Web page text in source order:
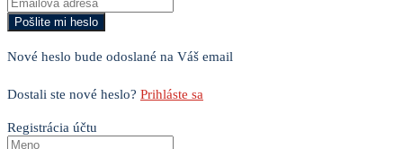
Nové heslo bude odoslané na Váš email
Dostali ste nové heslo? Prihláste sa
Registrácia účtu